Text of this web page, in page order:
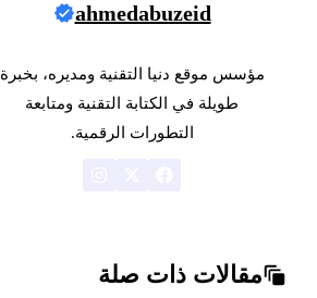
ahmedabuzeid
مؤسس موقع دنيا التقنية ومديره، بخبرة
طويلة في الكتابة التقنية ومتابعة
التطورات الرقمية.
مقالات ذات صلة